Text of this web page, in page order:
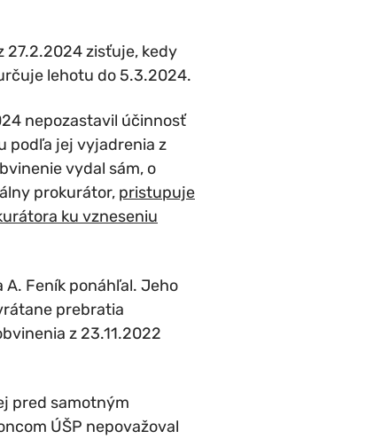
27.2.2024 zisťuje, kedy
lehotu do 5.3.2024.
nepozastavil účinnosť
podľa jej vyjadrenia z
vydal sám, o
prokurátor, pristupuje
ku vzneseniu
Feník ponáhľal. Jeho
prebratia
z 23.11.2022
pred samotným
ÚŠP nepovažoval